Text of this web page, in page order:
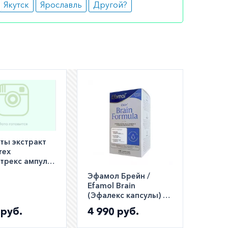
в
4-
Якутск Ярославль Другой?
экстракт
ампулы
Эфамол Брейн /
Efamol Brain
(Эфалекс капсулы) 60
4 990 руб.